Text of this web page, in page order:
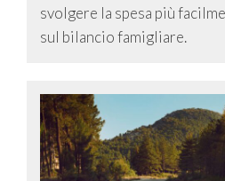
svolgere la spesa più
sul bilancio famigliare.